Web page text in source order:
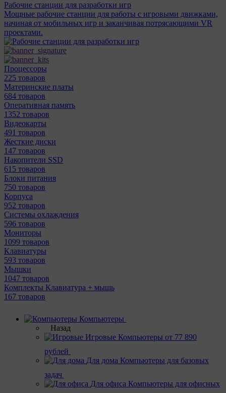
Рабочие станции для разработки игр
Мощные рабочие станции для работы с игровыми движками,
начиная от мобильных игр и заканчивая потрясающими VR
проектами.
Процессоры
225 товаров
Материнcкие платы
684 товаров
Оперативная память
1352 товаров
Видеокарты
491 товаров
Жесткие диски
147 товаров
Накопители SSD
615 товаров
Блоки питания
750 товаров
Корпуса
952 товаров
Системы охлаждения
596 товаров
Мониторы
1099 товаров
Клавиатуры
593 товаров
Мышки
1047 товаров
Комплекты Клавиатура + мышь
167 товаров
Компьютеры
Назад
Игровые Компьютеры от 77 890
рублей
Для дома Компьютеры для базовых
задач
Для офиса Компьютеры для офисных